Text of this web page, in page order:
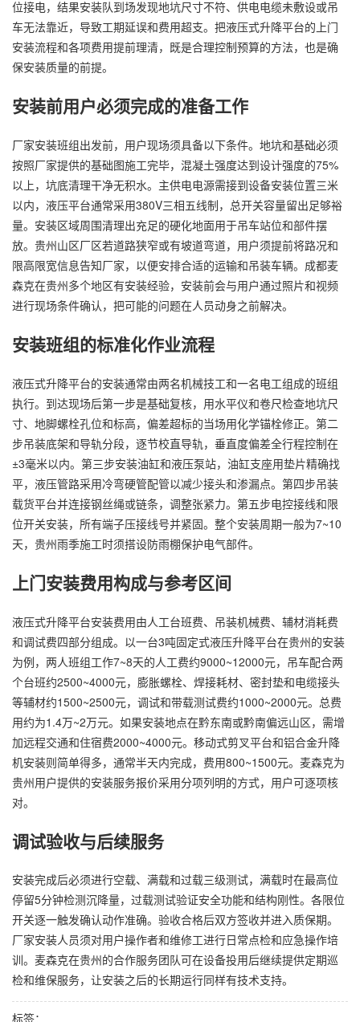
位接电，结果安装队到场发现地坑尺寸不符、供电电缆未敷设或吊
车无法靠近，导致工期延误和费用超支。把液压式升降平台的上门
安装流程和各项费用提前理清，既是合理控制预算的方法，也是确
保安装质量的前提。
安装前用户必须完成的准备工作
厂家安装班组出发前，用户现场须具备以下条件。地坑和基础必须
按照厂家提供的基础图施工完毕，混凝土强度达到设计强度的75%
以上，坑底清理干净无积水。主供电电源需接到设备安装位置三米
以内，液压平台通常采用380V三相五线制，总开关容量留出足够裕
量。安装区域周围清理出充足的硬化地面用于吊车站位和部件摆
放。贵州山区厂区若道路狭窄或有坡道弯道，用户须提前将路况和
限高限宽信息告知厂家，以便安排合适的运输和吊装车辆。成都麦
森克在贵州多个地区有安装经验，安装前会与用户通过照片和视频
进行现场条件确认，把可能的问题在人员动身之前解决。
安装班组的标准化作业流程
液压式升降平台的安装通常由两名机械技工和一名电工组成的班组
执行。到达现场后第一步是基础复核，用水平仪和卷尺检查地坑尺
寸、地脚螺栓孔位和标高，偏差超标的当场用化学锚栓修正。第二
步吊装底架和导轨分段，逐节校直导轨，垂直度偏差全行程控制在
±3毫米以内。第三步安装油缸和液压泵站，油缸支座用垫片精确找
平，液压管路采用冷弯硬管配管以减少接头和渗漏点。第四步吊装
载货平台并连接钢丝绳或链条，调整张紧力。第五步电控接线和限
位开关安装，所有端子压接线号并紧固。整个安装周期一般为7~10
天，贵州雨季施工时须搭设防雨棚保护电气部件。
上门安装费用构成与参考区间
液压式升降平台安装费用由人工台班费、吊装机械费、辅材消耗费
和调试费四部分组成。以一台3吨固定式液压升降平台在贵州的安装
为例，两人班组工作7~8天的人工费约9000~12000元，吊车配合两
个台班约2500~4000元，膨胀螺栓、焊接耗材、密封垫和电缆接头
等辅材约1500~2500元，调试和带载测试费约1000~2000元。总费
用约为1.4万~2万元。如果安装地点在黔东南或黔南偏远山区，需增
加远程交通和住宿费2000~4000元。移动式剪叉平台和铝合金升降
机安装则简单得多，通常半天内完成，费用800~1500元。麦森克为
贵州用户提供的安装服务报价采用分项列明的方式，用户可逐项核
对。
调试验收与后续服务
安装完成后必须进行空载、满载和过载三级测试，满载时在最高位
停留5分钟检测沉降量，过载测试验证安全功能和结构刚性。各限位
开关逐一触发确认动作准确。验收合格后双方签收并进入质保期。
厂家安装人员须对用户操作者和维修工进行日常点检和应急操作培
训。麦森克在贵州的合作服务团队可在设备投用后继续提供定期巡
检和维保服务，让安装之后的长期运行同样有技术支持。
标签：